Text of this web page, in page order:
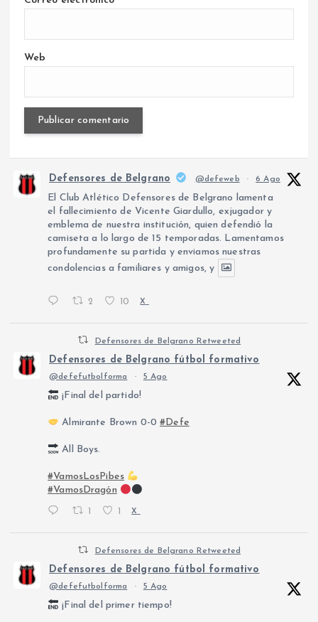
Web
Defensores de Belgrano @defeweb · 6 Ago
El Club Atlético Defensores de Belgrano lamenta
el fallecimiento de Vicente Giardullo, exjugador y
emblema de nuestra institución, quien defendió la
camiseta a lo largo de 15 temporadas. Lamentamos
profundamente su partida y enviamos nuestras
condolencias a familiares y amigos, y
2 10 X
Defensores de Belgrano Retweeted
Defensores de Belgrano fútbol formativo
@defefutbolforma · 5 Ago
¡Final del partido!
Almirante Brown 0-0#Defe
All Boys.
#VamosLosPibes
#VamosDragón
X
Defensores de Belgrano Retweeted
Defensores de Belgrano fútbol formativo
@defefutbolforma · 5 Ago
¡Final del primer tiempo!